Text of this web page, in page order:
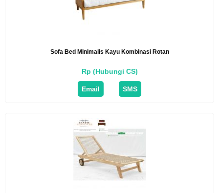
Sofa Bed Minimalis Kayu Kombinasi Rotan
Rp (Hubungi CS)
Email SMS